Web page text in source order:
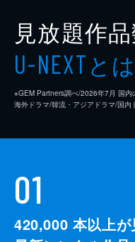
見放題作
U-NEXTとは
※GEM Partners調べ/2026年7⽉ 国内
海外ドラマ/韓流・アジアドラマ/国内
01
420,000 本以上が